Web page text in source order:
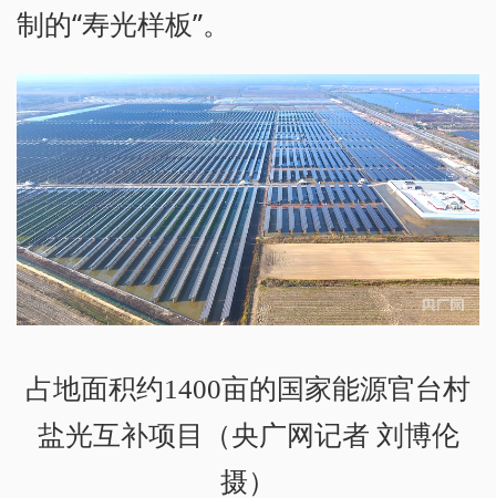
制的“寿光样板”。
占地面积约1400亩的国家能源官台村
盐光互补项目（央广网记者 刘博伦
摄）